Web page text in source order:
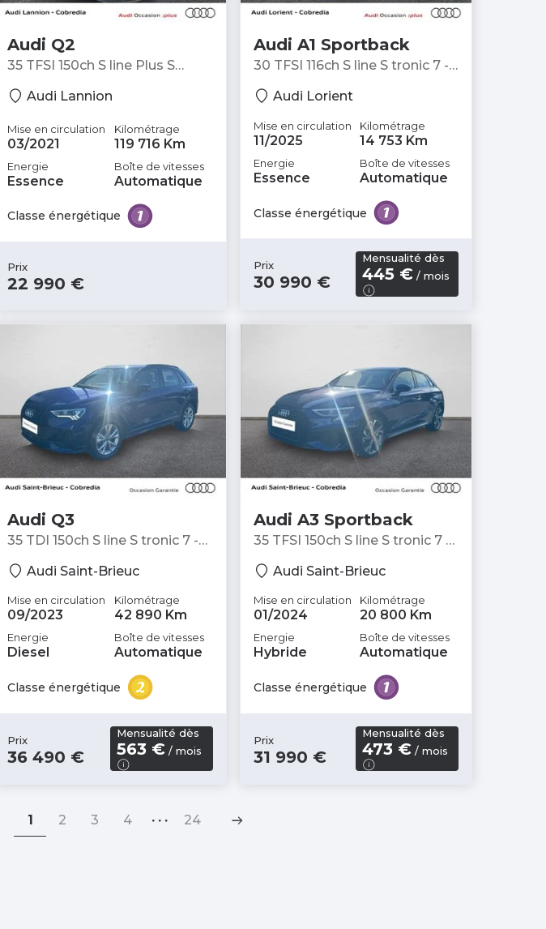
Audi Q2
35 TFSI 150ch S line Plus S
Audi Lannion
Mise en circulation
03/2021
Kilométrage
119 716 Km
Energie
Essence
Boîte de vitesses
Automatique
Classe énergétique
Prix
22 990 €
Audi A1 Sportback
30 TFSI 116ch S line S tronic 7 -
Audi Lorient
Mise en circulation
11/2025
Kilométrage
14 753 Km
Energie
Essence
Boîte de vitesses
Automatique
Classe énergétique
Prix
30 990 €
Mensualité dès
445 € / mois
Audi Q3
35 TDI 150ch S line S tronic 7 -
Audi Saint-Brieuc
Mise en circulation
09/2023
Kilométrage
42 890 Km
Energie
Diesel
Boîte de vitesses
Automatique
Classe énergétique
Prix
36 490 €
Mensualité dès
563 €/ mois
Audi A3 Sportback
35 TFSI 150ch S line S tronic 7 -
Audi Saint-Brieuc
Mise en circulation
01/2024
Kilométrage
20 800 Km
Energie
Hybride
Boîte de vitesses
Automatique
Classe énergétique
Prix
31 990 €
Mensualité dès
473 € / mois
1 2 3 4 24